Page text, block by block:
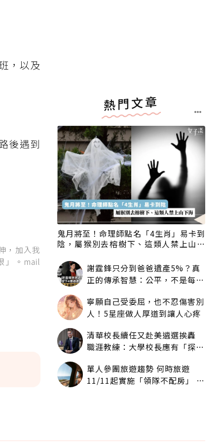
，以及
後遇到
，加入我
」。mail
熱門文章
鬼月將至！命理師點名「4生肖」易卡到
陰，屬猴別去榕樹下、這類人禁上山下
謝霆鋒只分到爸爸遺產5%？真
正的傳承智慧：公平，不是每個
寧願自己受委屈，也不忍傷害別
人！5星座做人厚道到讓人心疼
清華校長續任又赴美遴選挨轟
職涯教練：大學校長應有「探
單人參團旅遊趨勢 何時旅遊
11/11起實施「領隊不配房」 落